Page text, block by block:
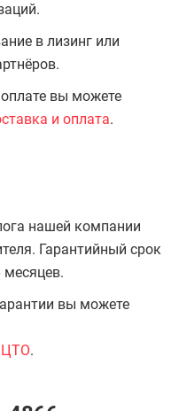
в лизинг или
вы можете
и оплата.
нашей компании
Гарантийный срок
месяцев.
вы можете
ЦТО.